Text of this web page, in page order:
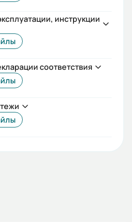
м):
инструкции
соответствия